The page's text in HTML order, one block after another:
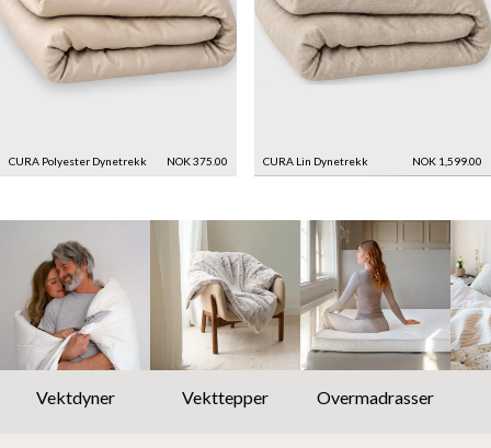
CURA Polyester Dynetrekk NOK 375.00 CURA Lin Dynetrekk NOK 1,599.00
Vektdyner Vekttepper Overmadrasser